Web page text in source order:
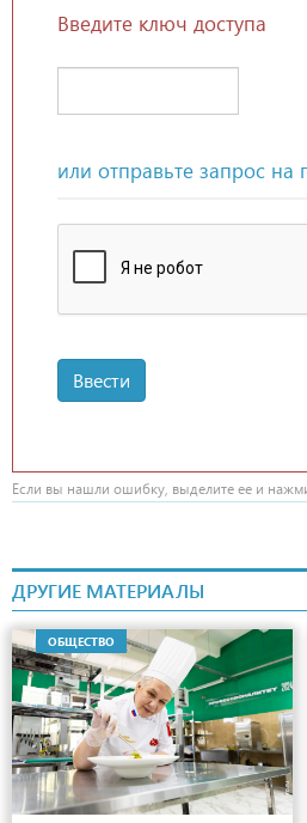
Введите ключ доступа
или отправьте запрос на
Ввести
Если вы нашли ошибку, выделите ее и
ДРУГИЕ МАТЕРИАЛЫ
ОБЩЕСТВО
15